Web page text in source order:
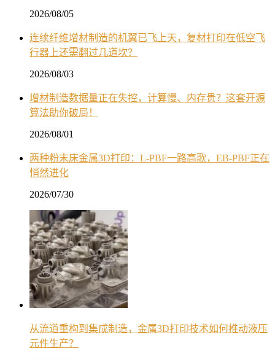
2026/08/05
连续纤维增材制造的机翼已飞上天，复材打印在低空飞
行器上还需翻过几道坎？
2026/08/03
增材制造数据量正在失控，计算慢、内存贵？这套开源
算法助你破局！
2026/08/01
两种粉末床金属3D打印：L-PBF一路高歌，EB-PBF正在
悄然进化
2026/07/30
从流道重构到集成制造，金属3D打印技术如何推动液压
元件生产？